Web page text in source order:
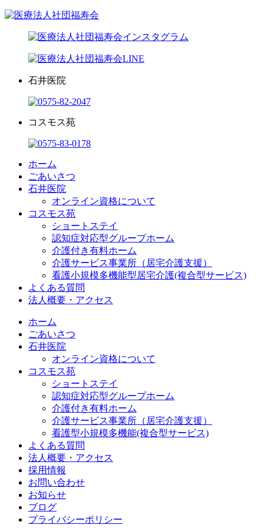
石井医院
コスモス苑
ホーム
ごあいさつ
石井医院
オンライン資格について
コスモス苑
ショートステイ
認知症対応型グループホーム
介護付き有料ホーム
介護サービス事業所（居宅介護支援）
看護小規模多機能型居宅介護(複合型サービス)
よくある質問
法人概要・アクセス
ホーム
ごあいさつ
石井医院
オンライン資格について
コスモス苑
ショートステイ
認知症対応型グループホーム
介護付き有料ホーム
介護サービス事業所（居宅介護支援）
看護型小規模多機能(複合型サービス)
よくある質問
法人概要・アクセス
採用情報
お問い合わせ
お知らせ
ブログ
プライバシーポリシー